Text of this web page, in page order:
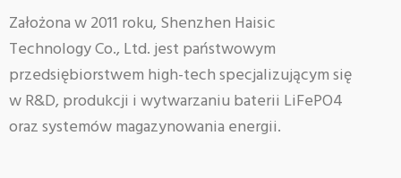
Założona w 2011 roku, Shenzhen Haisic
Technology Co., Ltd. jest państwowym
przedsiębiorstwem high-tech specjalizującym się
w R&D, produkcji i wytwarzaniu baterii LiFePO4
oraz systemów magazynowania energii.